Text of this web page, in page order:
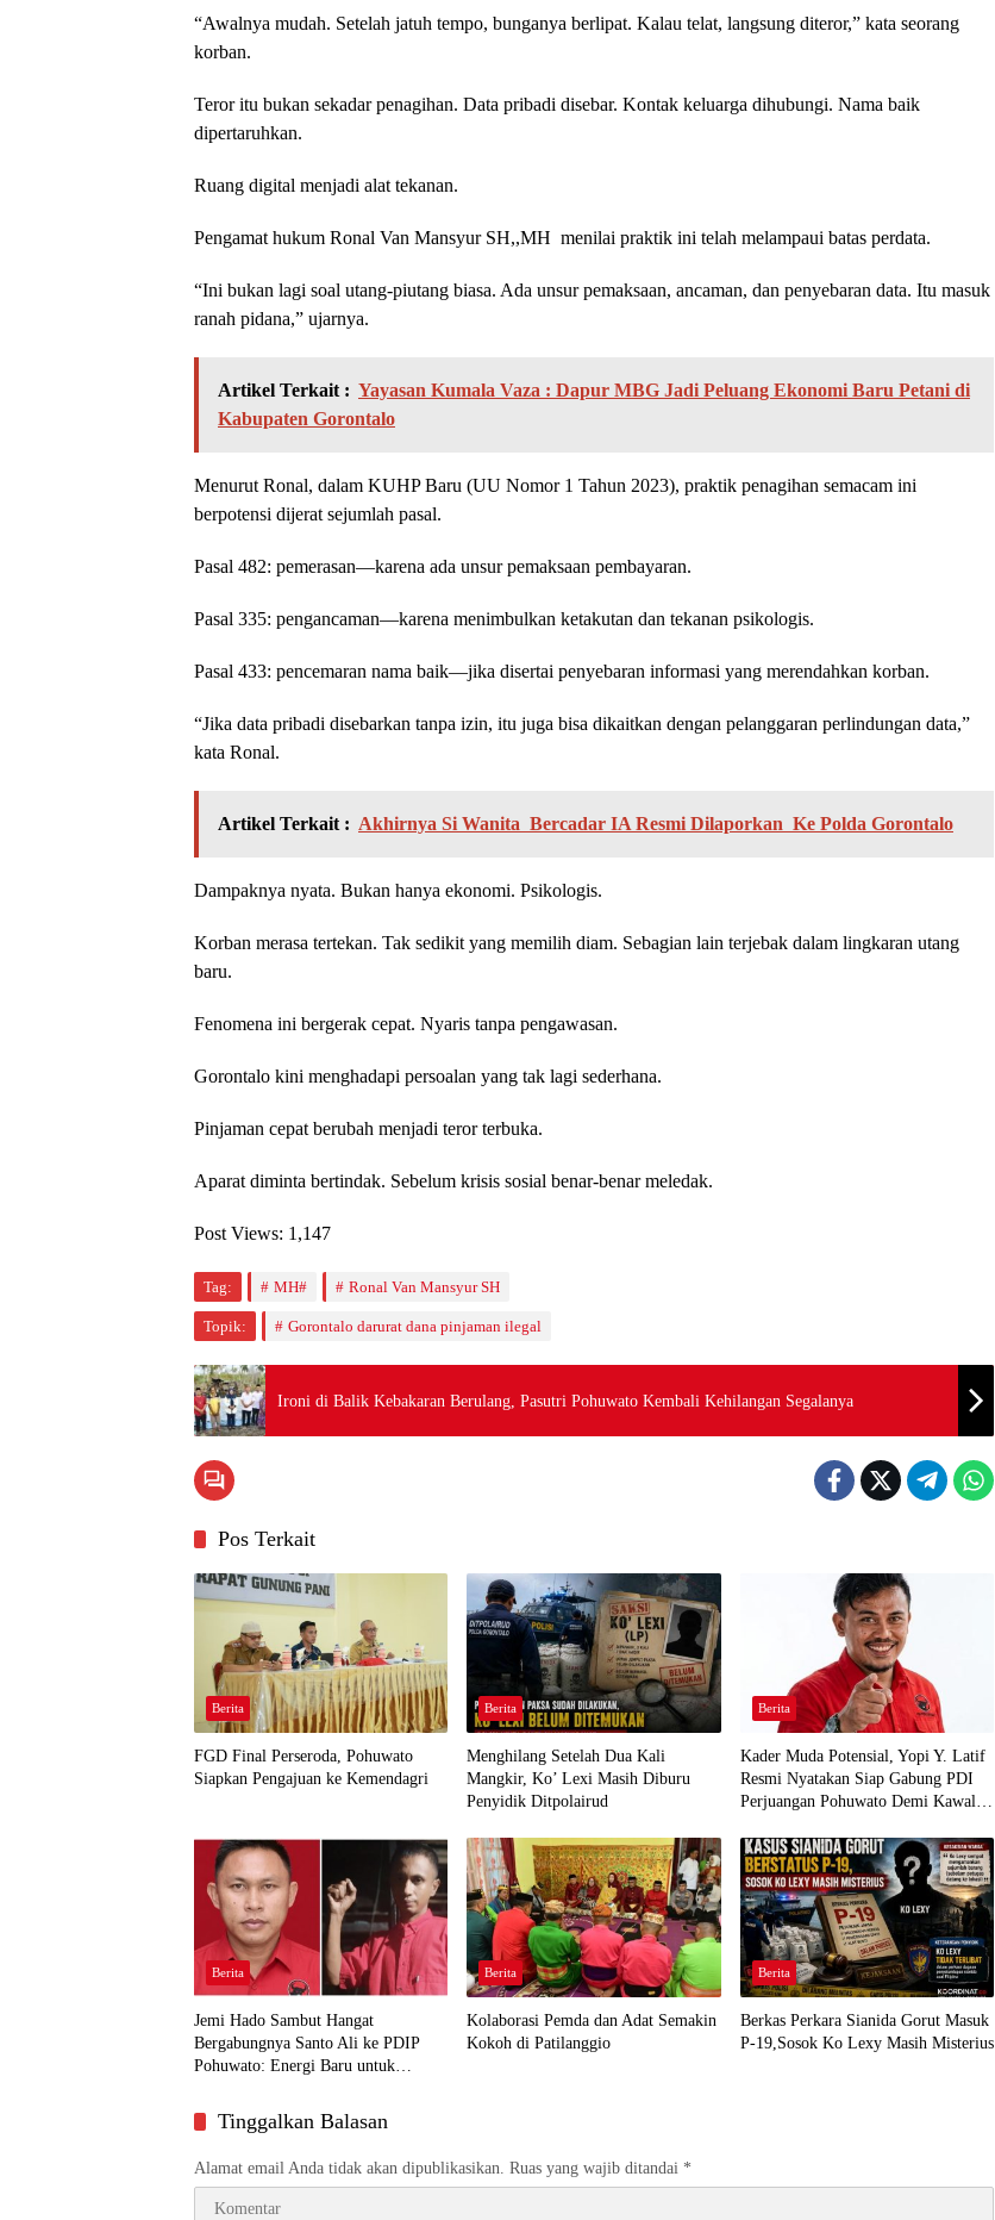
“Awalnya mudah. Setelah jatuh tempo, bunganya berlipat. Kalau telat, langsung diteror,” kata seorang
korban.
Teror itu bukan sekadar penagihan. Data pribadi disebar. Kontak keluarga dihubungi. Nama baik
dipertaruhkan.
Ruang digital menjadi alat tekanan.
Pengamat hukum Ronal Van Mansyur SH,,MH menilai praktik ini telah melampaui batas perdata.
“Ini bukan lagi soal utang-piutang biasa. Ada unsur pemaksaan, ancaman, dan penyebaran data. Itu masuk
ranah pidana,” ujarnya.
Artikel Terkait : Yayasan Kumala Vaza : Dapur MBG Jadi Peluang Ekonomi Baru Petani di
Kabupaten Gorontalo
Menurut Ronal, dalam KUHP Baru (UU Nomor 1 Tahun 2023), praktik penagihan semacam ini
berpotensi dijerat sejumlah pasal.
Pasal 482: pemerasan—karena ada unsur pemaksaan pembayaran.
Pasal 335: pengancaman—karena menimbulkan ketakutan dan tekanan psikologis.
Pasal 433: pencemaran nama baik—jika disertai penyebaran informasi yang merendahkan korban.
“Jika data pribadi disebarkan tanpa izin, itu juga bisa dikaitkan dengan pelanggaran perlindungan data,”
kata Ronal.
Artikel Terkait : Akhirnya Si Wanita Bercadar IA Resmi Dilaporkan Ke Polda Gorontalo
Dampaknya nyata. Bukan hanya ekonomi. Psikologis.
Korban merasa tertekan. Tak sedikit yang memilih diam. Sebagian lain terjebak dalam lingkaran utang
baru.
Fenomena ini bergerak cepat. Nyaris tanpa pengawasan.
Gorontalo kini menghadapi persoalan yang tak lagi sederhana.
Pinjaman cepat berubah menjadi teror terbuka.
Aparat diminta bertindak. Sebelum krisis sosial benar-benar meledak.
Post Views: 1,147
Tag: MH# Ronal Van Mansyur SH
Topik: Gorontalo darurat dana pinjaman ilegal
Ironi di Balik Kebakaran Berulang, Pasutri Pohuwato Kembali Kehilangan Segalanya
Pos Terkait
Berita
FGD Final Perseroda, Pohuwato
Siapkan Pengajuan ke Kemendagri
Berita
Menghilang Setelah Dua Kali
Mangkir, Ko’ Lexi Masih Diburu
Penyidik Ditpolairud
Berita
Kader Muda Potensial, Yopi Y. Latif
Resmi Nyatakan Siap Gabung PDI
Perjuangan Pohuwato Demi Kawal
Berita
Jemi Hado Sambut Hangat
Bergabungnya Santo Ali ke PDIP
Pohuwato: Energi Baru untuk
Berita
Kolaborasi Pemda dan Adat Semakin
Kokoh di Patilanggio
Berita
Berkas Perkara Sianida Gorut Masuk
P-19,Sosok Ko Lexy Masih Misterius
Tinggalkan Balasan
Alamat email Anda tidak akan dipublikasikan. Ruas yang wajib ditandai *